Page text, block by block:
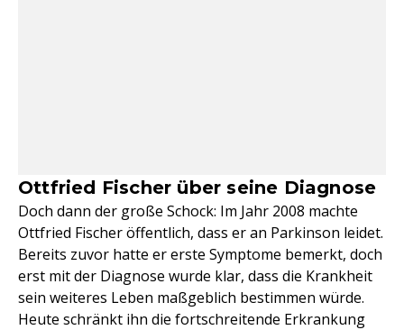
Ottfried Fischer über seine Diagnose
Doch dann der große Schock: Im Jahr 2008 machte
Ottfried Fischer öffentlich, dass er an Parkinson leidet.
Bereits zuvor hatte er erste Symptome bemerkt, doch
erst mit der Diagnose wurde klar, dass die Krankheit
sein weiteres Leben maßgeblich bestimmen würde.
Heute schränkt ihn die fortschreitende Erkrankung